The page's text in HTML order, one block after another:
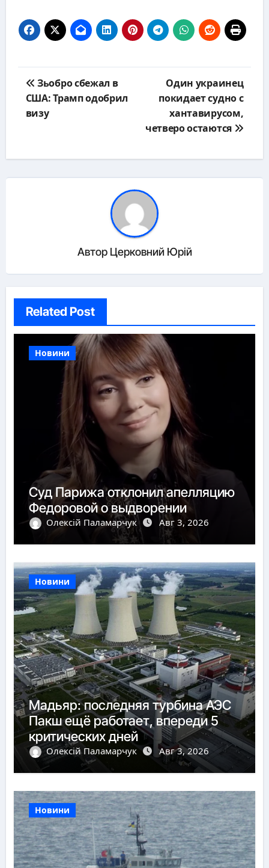
по
записям
Зьобро сбежал в
США: Трамп одобрил
визу
Один украинец
покидает судно с
хантавирусом,
четверо остаются
Автор Церковний Юрій
Related Post
Новини
Суд Парижа отклонил апелляцию
Федоровой о выдворении
Олексій Паламарчук Авг 3, 2026
Новини
Мадьяр: последняя турбина АЭС
Пакш ещё работает, впереди 5
критических дней
Олексій Паламарчук Авг 3, 2026
Новини